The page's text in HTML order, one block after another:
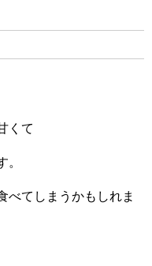
くて
。
べてしまうかもしれま